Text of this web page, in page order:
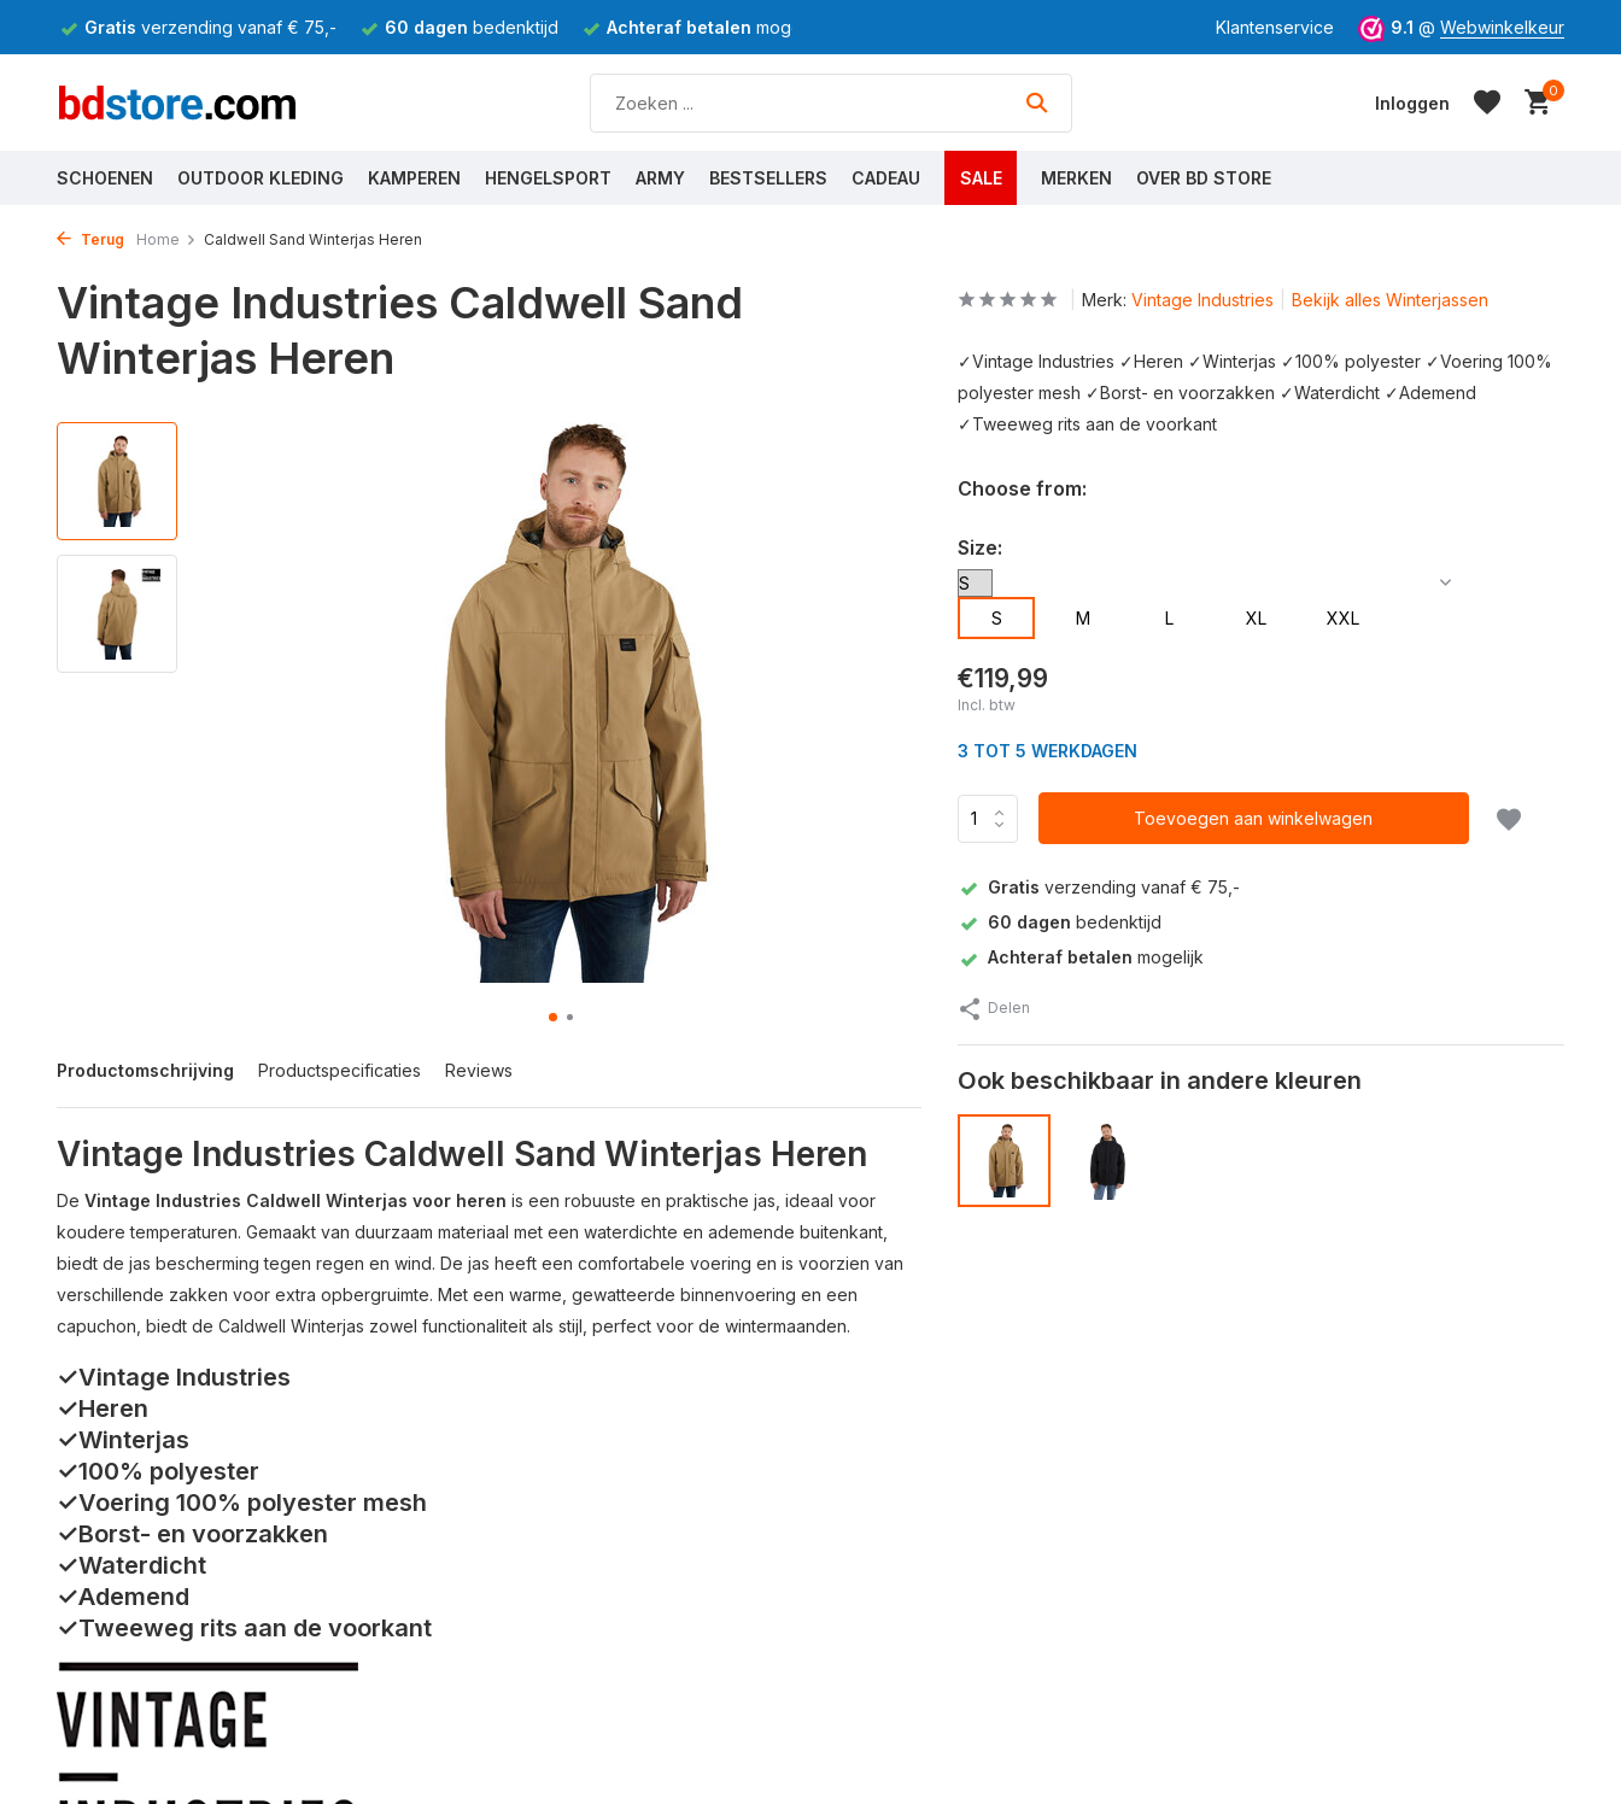
Gratis verzending vanaf € 75,- 60 dagen bedenktijd Achteraf betalen mogelijk Klantenservice 9.1 @ Webwinkelkeur
Inloggen
Account aanmaken
0
SCHOENEN OUTDOOR KLEDING KAMPEREN HENGELSPORT ARMY BESTSELLERS CADEAU SALE MERKEN OVER BD STORE
Terug Home Caldwell Sand Winterjas Heren
Vintage Industries Caldwell Sand
Winterjas Heren
Productomschrijving Productspecificaties Reviews
Vintage Industries Caldwell Sand Winterjas Heren
De Vintage Industries Caldwell Winterjas voor heren is een robuuste en praktische jas, ideaal voor
koudere temperaturen. Gemaakt van duurzaam materiaal met een waterdichte en ademende buitenkant,
biedt de jas bescherming tegen regen en wind. De jas heeft een comfortabele voering en is voorzien van
verschillende zakken voor extra opbergruimte. Met een warme, gewatteerde binnenvoering en een
capuchon, biedt de Caldwell Winterjas zowel functionaliteit als stijl, perfect voor de wintermaanden.
✓Vintage Industries
✓Heren
✓Winterjas
✓100% polyester
✓Voering 100% polyester mesh
✓Borst- en voorzakken
✓Waterdicht
✓Ademend
✓Tweeweg rits aan de voorkant
Merk: Vintage Industries Bekijk alles Winterjassen
✓Vintage Industries ✓Heren ✓Winterjas ✓100% polyester ✓Voering 100%
polyester mesh ✓Borst- en voorzakken ✓Waterdicht ✓Ademend
✓Tweeweg rits aan de voorkant
Choose from:
Size:
S M L XL XXL
€119,99
Incl. btw
3 TOT 5 WERKDAGEN
Toevoegen aan winkelwagen
Gratis verzending vanaf € 75,-
60 dagen bedenktijd
Achteraf betalen mogelijk
Delen
Ook beschikbaar in andere kleuren